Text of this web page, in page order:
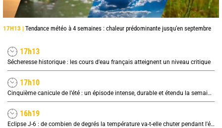
17H13 | Tendance météo à 4 semaines : chaleur prédominante jusqu'en septembre
17h13
Sécheresse historique : les cours d'eau français atteignent un niveau critique
17h10
Cinquième canicule de l’été : un épisode intense, durable et étendu la semaine prochaine
16h19
Eclipse J-6 : de combien de degrés la température va-t-elle chuter pendant l'éclipse du 12 août ?